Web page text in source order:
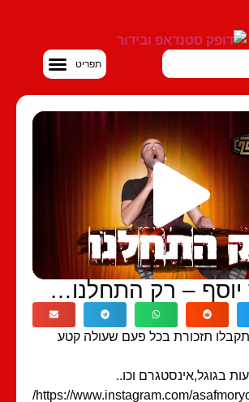
– רק התחלנו…
בכל פעם שעולה קטע
וכו..